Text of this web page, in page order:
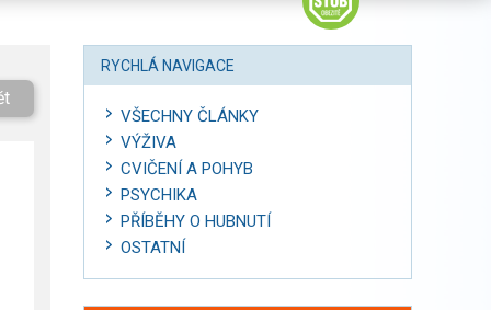
RYCHLÁ NAVIGACE
VŠECHNY ČLÁNKY
VÝŽIVA
CVIČENÍ A POHYB
PSYCHIKA
PŘÍBĚHY O HUBNUTÍ
OSTATNÍ